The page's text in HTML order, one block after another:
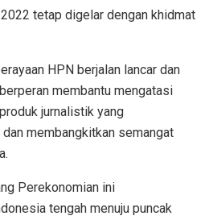
tetap digelar dengan khidmat
HPN berjalan lancar dan
membantu mengatasi
jurnalistik yang
membangkitkan semangat
Perekonomian ini
tengah menuju puncak